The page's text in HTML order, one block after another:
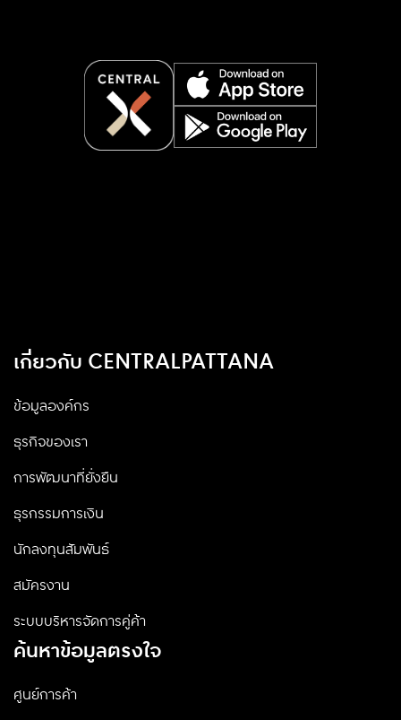
เกี่ยวกับ CENTRALPATTANA
ข้อมูลองค์กร
ธุรกิจของเรา
การพัฒนาที่ยั่งยืน
ธุรกรรมการเงิน
นักลงทุนสัมพันธ์
สมัครงาน
ระบบบริหารจัดการคู่ค้า
ค้นหาข้อมูลตรงใจ
ศูนย์การค้า